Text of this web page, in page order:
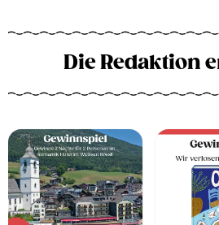
Die Redaktion